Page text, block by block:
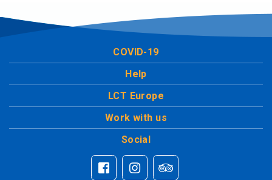
COVID-19
Help
LCT Europe
Work with us
Social